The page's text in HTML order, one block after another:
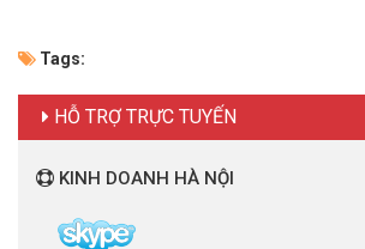
Tags:
HỖ TRỢ TRỰC TUYẾN
KINH DOANH HÀ NỘI